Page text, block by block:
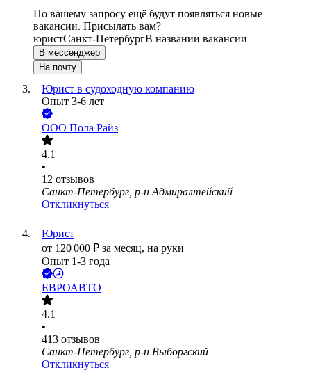
По вашему запросу ещё будут появляться новые
вакансии. Присылать вам?
юристСанкт-ПетербургВ названии вакансии
В мессенджер
На почту
Юрист в судоходную компанию
Опыт 3-6 лет
ООО Пола Райз
4.1
•
12 отзывов
Санкт-Петербург, р-н Адмиралтейский
Откликнуться
Юрист
от 120 000 ₽ за месяц, на руки
Опыт 1-3 года
ЕВРОАВТО
4.1
•
413 отзывов
Санкт-Петербург, р-н Выборгский
Откликнуться